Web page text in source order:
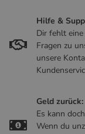
Hilfe &
Dir fehlt
Fragen zu
unsere
Geld zurück:
Es kann
Wenn du